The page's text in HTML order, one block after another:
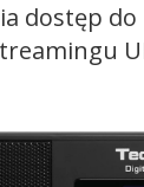
dostęp do